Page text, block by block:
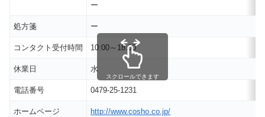
ー
処方箋 ー
コンタクト受付時間 10:00～18:00
休業日 水
電話番号 0479-25-1231
ホームページ http://www.cosho.co.jp/
スクロールできます